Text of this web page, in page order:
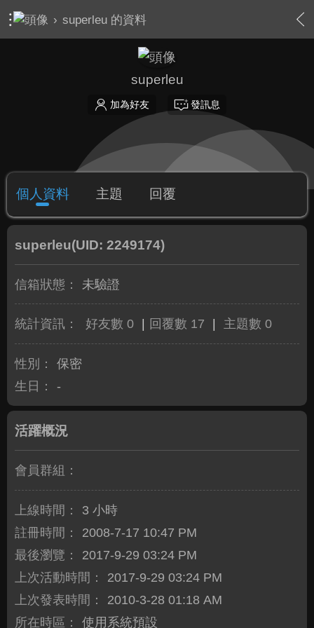
› superleu 的資料
superleu
加為好友 發訊息
個人資料 主題 回覆
superleu(UID: 2249174)
信箱狀態： 未驗證
統計資訊： 好友數 0 回覆數 17 主題數 0
性別：
保密
生日：
-
活躍概況
會員群組：
上線時間：
3 小時
註冊時間：
2008-7-17 10:47 PM
最後瀏覽：
2017-9-29 03:24 PM
上次活動時間：
2017-9-29 03:24 PM
上次發表時間：
2010-3-28 01:18 AM
所在時區：
使用系統預設